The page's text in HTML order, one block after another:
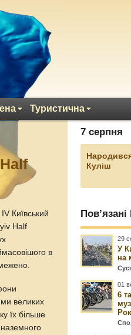
Туристична
Київський
Half
в
великих
їх більше
7 серпня
Куліш
29
У
на
01
6